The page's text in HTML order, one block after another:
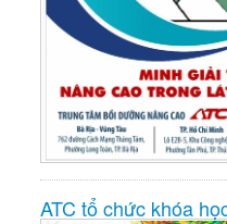
ATC tổ chức khóa